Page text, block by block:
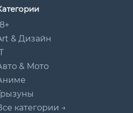
& Дизайн
& Мото
категории →